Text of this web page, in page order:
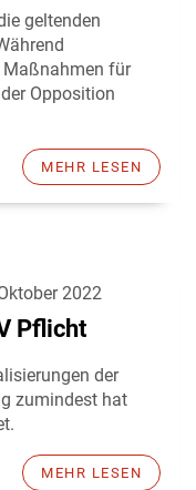
geltenden
für
Opposition
MEHR LESEN
2022
Pflicht
der
zumindest hat
MEHR LESEN